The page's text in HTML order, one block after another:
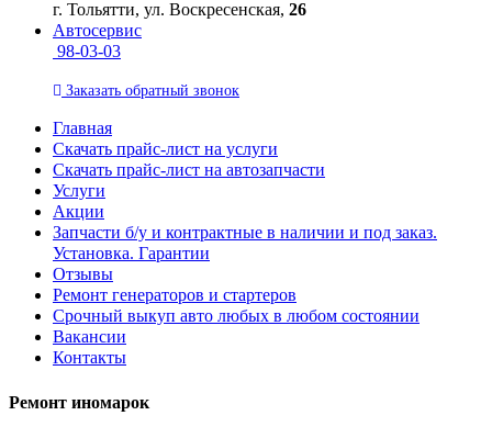
г. Тольятти, ул. Воскресенская, 26
Автосервис
98-03-03
Заказать обратный звонок
Главная
Скачать прайс-лист на услуги
Скачать прайс-лист на автозапчасти
Услуги
Акции
Запчасти б/у и контрактные в наличии и под заказ.
Установка. Гарантии
Отзывы
Ремонт генераторов и стартеров
Cрочный выкуп авто любых в любом состоянии
Вакансии
Контакты
Ремонт иномарок